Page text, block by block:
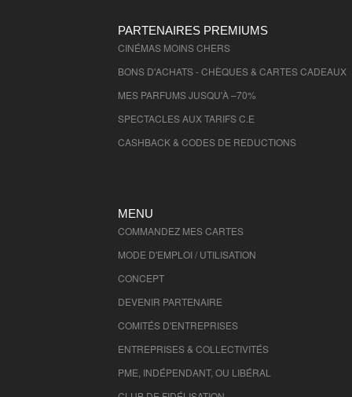
PARTENAIRES PREMIUMS
CINÉMAS MOINS CHERS
BONS D'ACHATS - CHÈQUES & CARTES CADEAUX
MES PARFUMS JUSQU'À –70%
SPECTACLES AUX TARIFS C.E
CASHBACK & CODES DE REDUCTIONS
MENU
COMMANDEZ MES CARTES
MODE D'EMPLOI / UTILISATION
CONCEPT
DEVENIR PARTENAIRE
COMITÉS D'ENTREPRISES
ENTREPRISES & COLLECTIVITÉS
PME, INDÉPENDANT, OU LIBÉRAL